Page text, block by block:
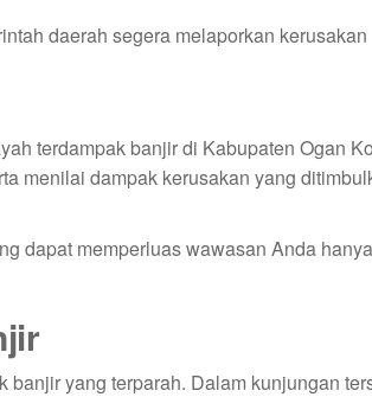
daerah segera melaporkan kerusakan
terdampak banjir di Kabupaten Ogan
menilai dampak kerusakan yang
dapat memperluas wawasan Anda hanya
yang terparah. Dalam kunjungan